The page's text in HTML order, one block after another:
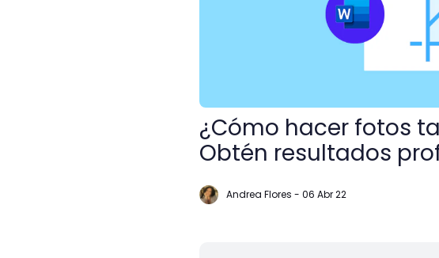
¿Cómo hacer fotos
Obtén resultados
Andrea Flores - 06 Abr 22